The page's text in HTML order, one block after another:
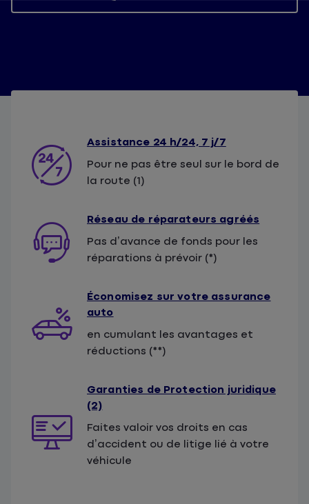
Assistance 24 h/24, 7 j/7
Pour ne pas être seul sur le bord de
la route (1)
Réseau de réparateurs agréés
Pas d’avance de fonds pour les
réparations à prévoir (*)
Économisez sur votre assurance
auto
en cumulant les avantages et
réductions (**)
Garanties de Protection juridique
(2)
Faites valoir vos droits en cas
d’accident ou de litige lié à votre
véhicule